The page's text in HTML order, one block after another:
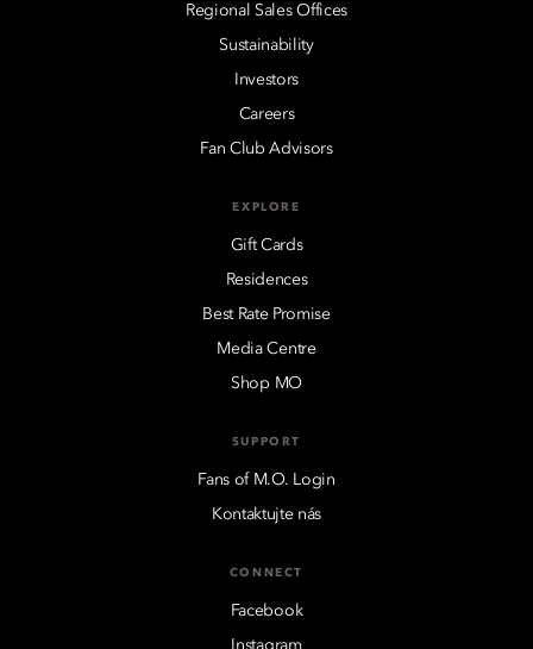
Regional Sales Offices
Sustainability
Investors
Careers
Fan Club Advisors
EXPLORE
Gift Cards
Residences
Best Rate Promise
Media Centre
Shop MO
SUPPORT
Fans of M.O. Login
Kontaktujte nás
CONNECT
Facebook
Instagram